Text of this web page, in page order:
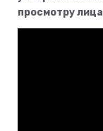
просмотру